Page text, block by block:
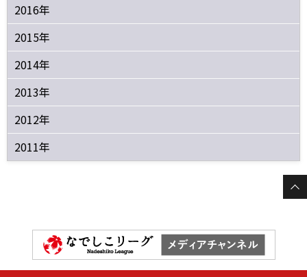
2016年
2015年
2014年
2013年
2012年
2011年